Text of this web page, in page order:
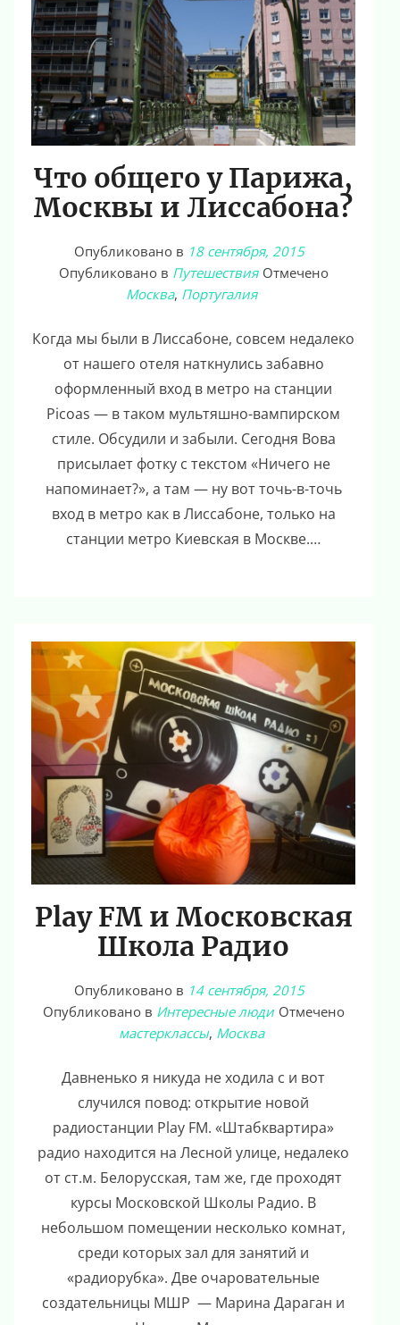
Что общего у Парижа,
Москвы и Лиссабона?
Опубликовано в 18 сентября, 2015
Опубликовано в Путешествия Отмечено
Москва, Португалия
Когда мы были в Лиссабоне, совсем недалеко
от нашего отеля наткнулись забавно
оформленный вход в метро на станции
Picoas — в таком мультяшно-вампирском
стиле. Обсудили и забыли. Сегодня Вова
присылает фотку с текстом «Ничего не
напоминает?», а там — ну вот точь-в-точь
вход в метро как в Лиссабоне, только на
станции метро Киевская в Москве.…
Play FM и Московская
Школа Радио
Опубликовано в 14 сентября, 2015
Опубликовано в Интересные люди Отмечено
мастерклассы, Москва
Давненько я никуда не ходила с и вот
случился повод: открытие новой
радиостанции Play FM. «Штабквартира»
радио находится на Лесной улице, недалеко
от ст.м. Белорусская, там же, где проходят
курсы Московской Школы Радио. В
небольшом помещении несколько комнат,
среди которых зал для занятий и
«радиорубка». Две очаровательные
создательницы МШР — Марина Дараган и